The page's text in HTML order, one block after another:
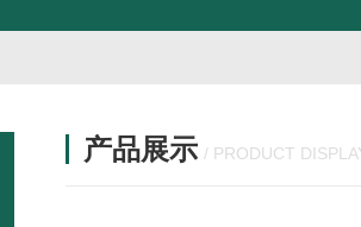
产品展示 / PRODUCT